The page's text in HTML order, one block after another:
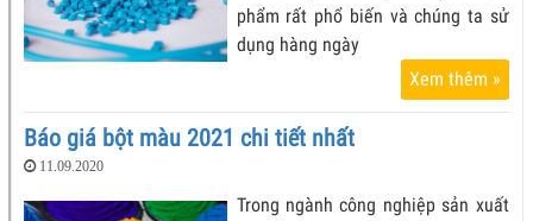
phẩm rất phổ biến và chúng ta sử
dụng hàng ngày
Xem thêm »
Báo giá bột màu 2021 chi tiết nhất
11.09.2020
Trong ngành công nghiệp sản xuất